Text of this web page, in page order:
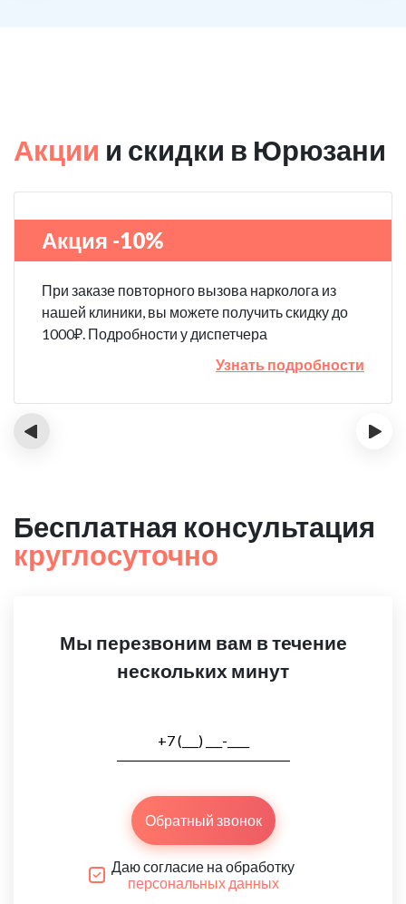
Акции и скидки в Юрюзани
Акция -10%
При заказе повторного вызова нарколога из
нашей клиники, вы можете получить скидку до
1000₽. Подробности у диспетчера
Узнать подробности
‹ ›
Бесплатная консультация
круглосуточно
Мы перезвоним вам в течение
нескольких минут
Обратный звонок
Даю согласие на обработку
персональных данных